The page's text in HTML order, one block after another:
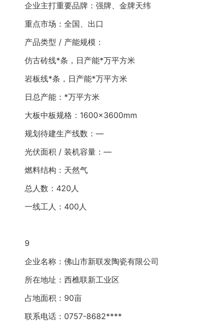
企业主打重要品牌：强牌、金牌天纬
重点市场：全国、出口
产品类型 / 产能规模：
仿古砖线*条，日产能*万平方米
岩板线*条，日产能*万平方米
日总产能：*万平方米
大板中板规格：1600×3600mm
规划待建生产线数：—
光伏面积 / 装机容量：—
燃料结构：天然气
总人数：420人
一线工人：400人
9
企业名称：佛山市新联发陶瓷有限公司
所在地址：西樵联新工业区
占地面积：90亩
联系电话：0757-8682****